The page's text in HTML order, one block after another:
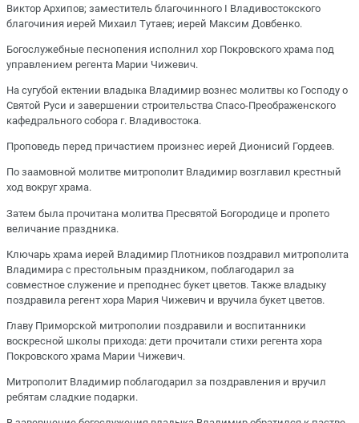
Виктор Архипов; заместитель благочинного I Владивостокского
благочиния иерей Михаил Тутаев; иерей Максим Довбенко.
Богослужебные песнопения исполнил хор Покровского храма под
управлением регента Марии Чижевич.
На сугубой ектении владыка Владимир вознес молитвы ко Господу о
Святой Руси и завершении строительства Спасо-Преображенского
кафедрального собора г. Владивостока.
Проповедь перед причастием произнес иерей Дионисий Гордеев.
По заамовной молитве митрополит Владимир возглавил крестный
ход вокруг храма.
Затем была прочитана молитва Пресвятой Богородице и пропето
величание праздника.
Ключарь храма иерей Владимир Плотников поздравил митрополита
Владимира с престольным праздником, поблагодарил за
совместное служение и преподнес букет цветов. Также владыку
поздравила регент хора Мария Чижевич и вручила букет цветов.
Главу Приморской митрополии поздравили и воспитанники
воскресной школы прихода: дети прочитали стихи регента хора
Покровского храма Марии Чижевич.
Митрополит Владимир поблагодарил за поздравления и вручил
ребятам сладкие подарки.